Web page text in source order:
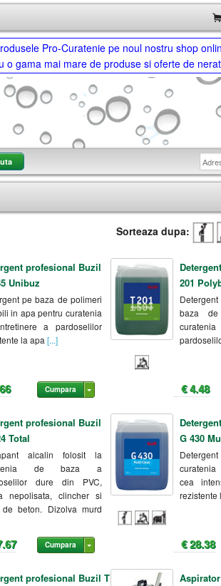
Pro-Curatenie pe noul nostru shop
o gama mai mare de produse si oferte de
Sorteaza dupa:
profesional Buzil
Unibuz
pe baza de polimeri
in apa pentru curatenia
a pardoselilor
la apa [...]
Cumpara
201
baza
€ 4.48
profesional Buzil
Total
alcalin folosit la
de baza a
dure din PVC,
nepolisata, clincher si
beton. Dizolva murd
Cumpara
G 430
cea
rezistente
€ 28.38
profesional Buzil T